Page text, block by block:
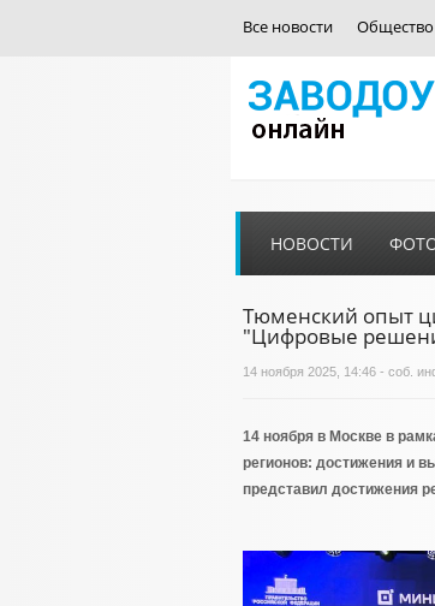
Все новости Общество
НОВОСТИ
Тюменский опыт
"Цифровые
14 ноября 2025, 14:46 - соб.
14 ноября в Москве в
регионов: достижения и
представил достижения